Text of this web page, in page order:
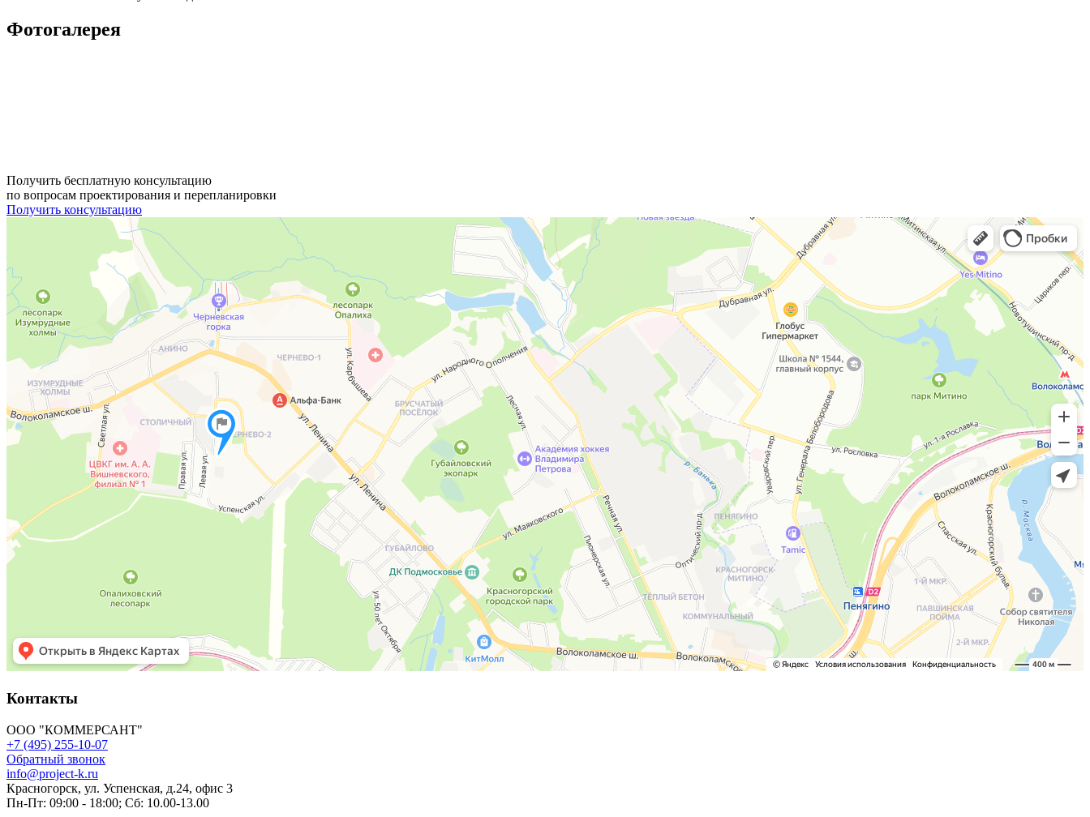
Фотогалерея
Получить бесплатную консультацию
по вопросам проектирования и перепланировки
Получить консультацию
Контакты
ООО "КОММЕРСАНТ"
+7 (495) 255-10-07
Обратный звонок
info@project-k.ru
Красногорск, ул. Успенская, д.24, офис 3
Пн-Пт: 09:00 - 18:00; Сб: 10.00-13.00